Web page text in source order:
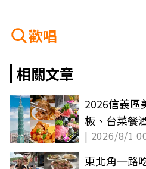
歡唱
相關文章
2026信義區
板、台菜餐
廳！
| 2026/8/1
東北角一路